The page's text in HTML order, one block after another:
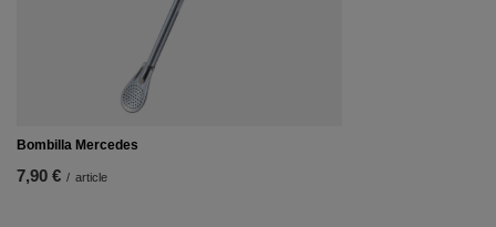
Bombilla Mercedes
7,90 € / article